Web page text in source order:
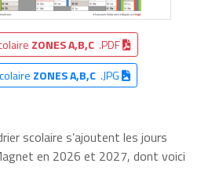
ZONES A,B,C .PDF
ZONES A,B,C.JPG
scolaire s’ajoutent les jours
en 2026 et 2027, dont voici